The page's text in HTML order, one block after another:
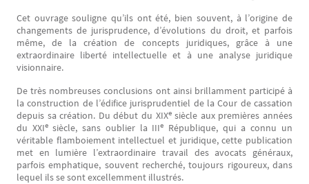
Cet ouvrage souligne qu’ils ont été, bien souvent, à l’origine de
changements de jurisprudence, d’évolutions du droit, et parfois
même, de la création de concepts juridiques, grâce à une
extraordinaire liberté intellectuelle et à une analyse juridique
visionnaire.
De très nombreuses conclusions ont ainsi brillamment participé à
la construction de l’édifice jurisprudentiel de la Cour de cassation
depuis sa création. Du début du XIXesiècle aux premières années
du XXIe siècle, sans oublier la IIIe
République, qui a connu un
véritable flamboiement intellectuel et juridique, cette publication
met en lumière l’extraordinaire travail des avocats généraux,
parfois emphatique, souvent recherché, toujours rigoureux, dans
lequel ils se sont excellemment illustrés.